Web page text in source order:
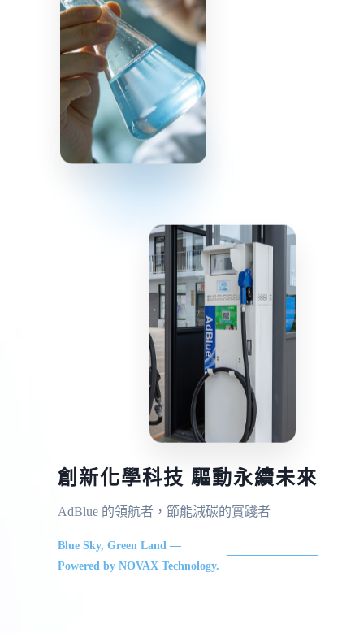
創新化學科技 驅動永續未來
AdBlue 的領航者，節能減碳的實踐者
Blue Sky, Green Land —
Powered by NOVAX Technology.